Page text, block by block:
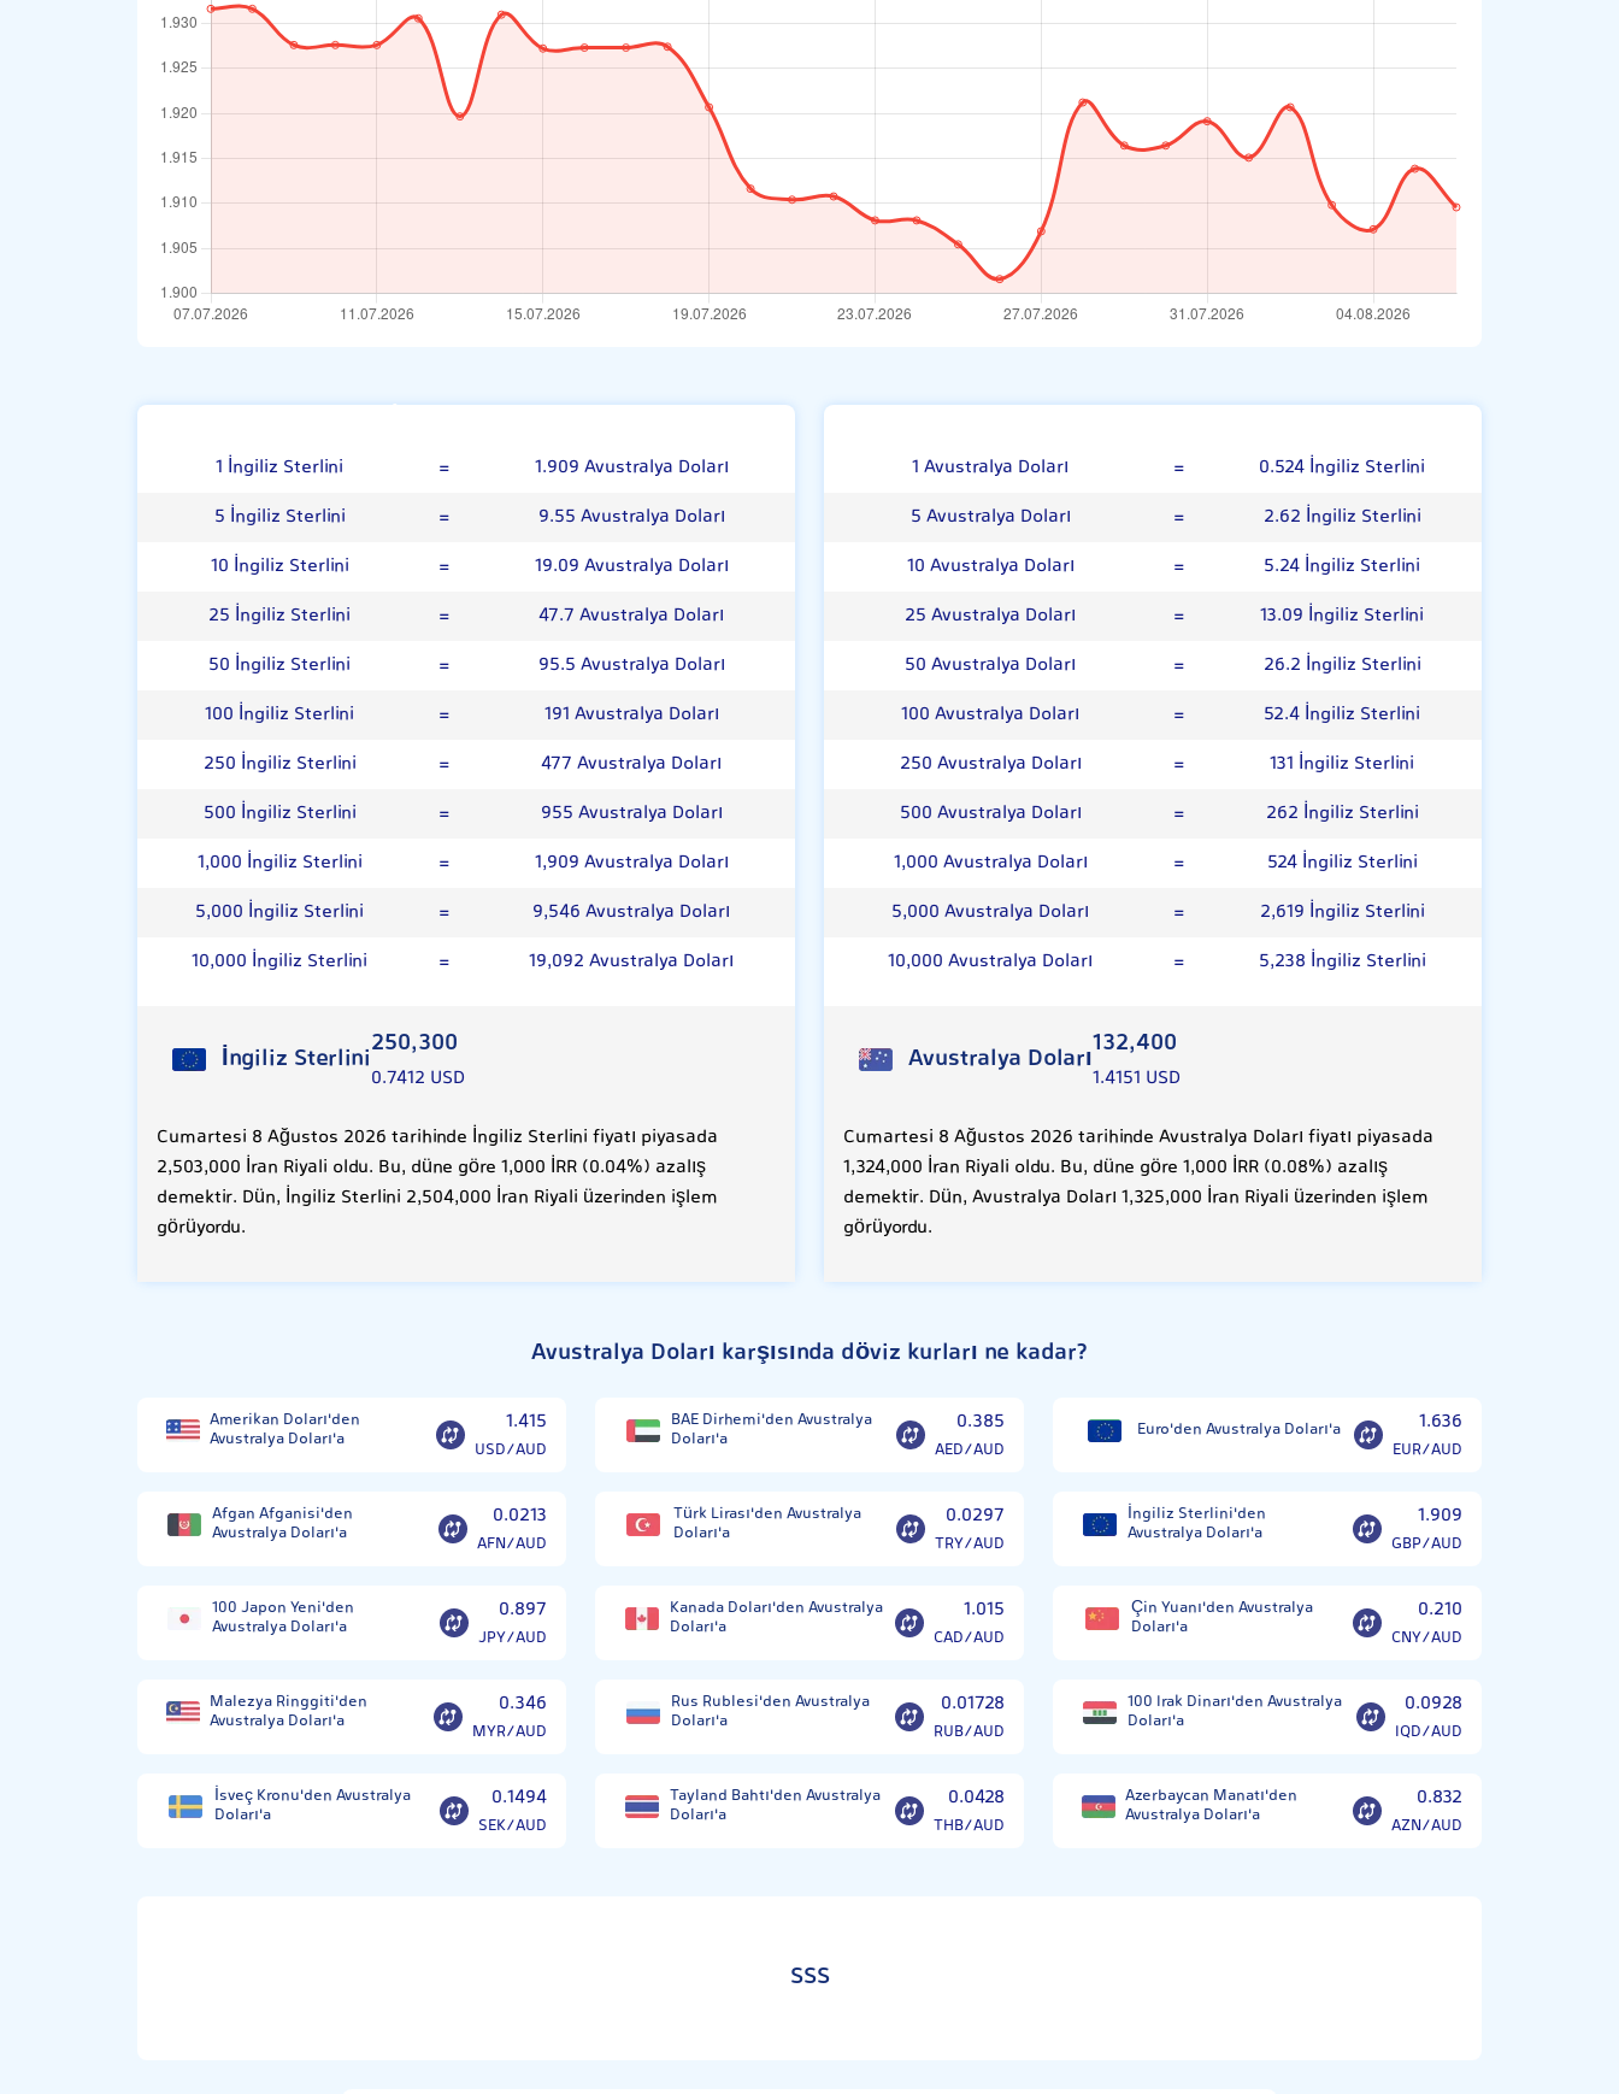
1 İngiliz Sterlini =
1.909 Avustralya Doları
5 İngiliz Sterlini
=
9.55 Avustralya Doları
10 İngiliz Sterlini
=
19.09 Avustralya Doları
25 İngiliz Sterlini
=
47.7 Avustralya Doları
50 İngiliz Sterlini
=
95.5 Avustralya Doları
100 İngiliz Sterlini
=
191 Avustralya Doları
250 İngiliz Sterlini
=
477 Avustralya Doları
500 İngiliz Sterlini
=
955 Avustralya Doları
1,000 İngiliz Sterlini
=
1,909 Avustralya Doları
5,000 İngiliz Sterlini
=
9,546 Avustralya Doları
10,000 İngiliz Sterlini
= 19,092 Avustralya Doları
İngiliz Sterlini250,300
0.7412 USD
Cumartesi 8 Ağustos 2026 tarihinde İngiliz Sterlini fiyatı piyasada
2,503,000 İran Riyali oldu. Bu, düne göre 1,000 İRR (0.04%) azalış
demektir. Dün, İngiliz Sterlini 2,504,000 İran Riyali üzerinden işlem
görüyordu.
1 Avustralya Doları =
0.524 İngiliz Sterlini
5 Avustralya Doları
=
2.62 İngiliz Sterlini
10 Avustralya Doları
=
5.24 İngiliz Sterlini
25 Avustralya Doları
=
13.09 İngiliz Sterlini
50 Avustralya Doları
=
26.2 İngiliz Sterlini
100 Avustralya Doları
=
52.4 İngiliz Sterlini
250 Avustralya Doları
=
131 İngiliz Sterlini
500 Avustralya Doları
=
262 İngiliz Sterlini
1,000 Avustralya Doları
=
524 İngiliz Sterlini
5,000 Avustralya Doları
=
2,619 İngiliz Sterlini
10,000 Avustralya Doları
= 5,238 İngiliz Sterlini
Avustralya Doları132,400
1.4151 USD
Cumartesi 8 Ağustos 2026 tarihinde Avustralya Doları fiyatı piyasada
1,324,000 İran Riyali oldu. Bu, düne göre 1,000 İRR (0.08%) azalış
demektir. Dün, Avustralya Doları 1,325,000 İran Riyali üzerinden işlem
görüyordu.
Avustralya Doları karşısında döviz kurları ne kadar?
Amerikan Doları'den
Avustralya Doları'a
1.415
USD/AUD
BAE Dirhemi'den Avustralya
Doları'a
0.385
AED/AUD
Euro'den Avustralya Doları'a 1.636
EUR/AUD
Afgan Afganisi'den
Avustralya Doları'a
0.0213
AFN/AUD
Türk Lirası'den Avustralya
Doları'a
0.0297
TRY/AUD
İngiliz Sterlini'den
Avustralya Doları'a
1.909
GBP/AUD
100 Japon Yeni'den
Avustralya Doları'a
0.897
JPY/AUD
Kanada Doları'den Avustralya
Doları'a
1.015
CAD/AUD
Çin Yuanı'den Avustralya
Doları'a
0.210
CNY/AUD
Malezya Ringgiti'den
Avustralya Doları'a
0.346
MYR/AUD
Rus Rublesi'den Avustralya
Doları'a
0.01728
RUB/AUD
100 Irak Dinarı'den Avustralya
Doları'a
0.0928
IQD/AUD
İsveç Kronu'den Avustralya
Doları'a
0.1494
SEK/AUD
Tayland Bahtı'den Avustralya
Doları'a
0.0428
THB/AUD
Azerbaycan Manatı'den
Avustralya Doları'a
0.832
AZN/AUD
SSS